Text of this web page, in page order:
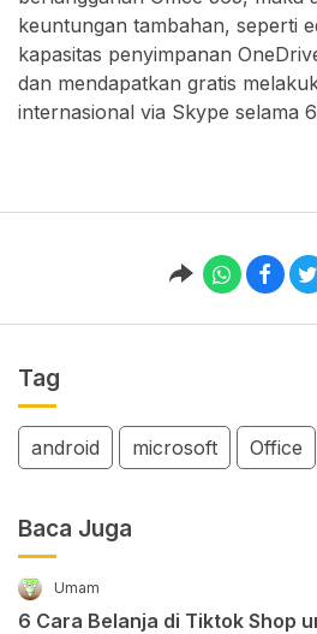
keuntungan tambahan, seperti
kapasitas penyimpanan
dan mendapatkan gratis
internasional via Skype selama
Tag
android microsoft Office
Baca Juga
Umam
6 Cara Belanja di Tiktok Shop